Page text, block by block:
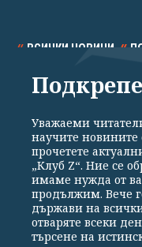
ВСИЧКИ НОВИНИ
СПОРТ КУЛТУРА
Общи условия
Реклама
Уважаеми
научите новините
прочетете
„Клуб Z“. Ние се
имаме нужда от
продължим. Вече
държави на
отваряте всеки
търсене на